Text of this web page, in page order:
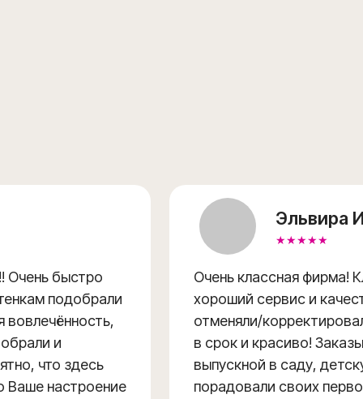
Очень быстро
подобрали
вовлечённость,
и
что здесь
настроение
Очень классная фирма!
хороший сервис и
отменяли/
в срок и красиво!
выпускной в саду,
порадовали своих
★★★★★
Эльвира